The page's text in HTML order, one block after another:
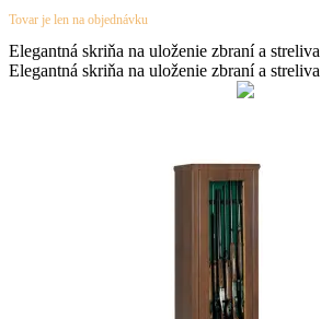
Tovar je len na objednávku
Elegantná skriňa na uloženie zbraní a streliva
Elegantná skriňa na uloženie zbraní a streliva